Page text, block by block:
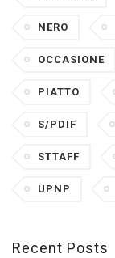
NERO
OCCASIONE
PIATTO
S/PDIF
STTAFF
UPNP
Recent Posts